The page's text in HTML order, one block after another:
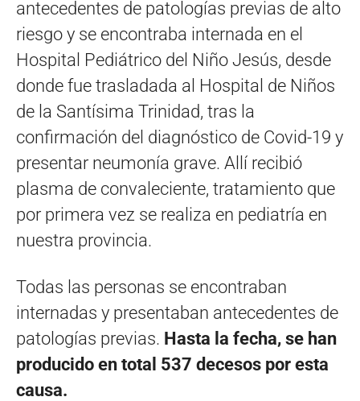
antecedentes de patologías previas de alto
riesgo y se encontraba internada en el
Hospital Pediátrico del Niño Jesús, desde
donde fue trasladada al Hospital de Niños
de la Santísima Trinidad, tras la
confirmación del diagnóstico de Covid-19 y
presentar neumonía grave. Allí recibió
plasma de convaleciente, tratamiento que
por primera vez se realiza en pediatría en
nuestra provincia.
Todas las personas se encontraban
internadas y presentaban antecedentes de
patologías previas. Hasta la fecha, se han
producido en total 537 decesos por esta
causa.